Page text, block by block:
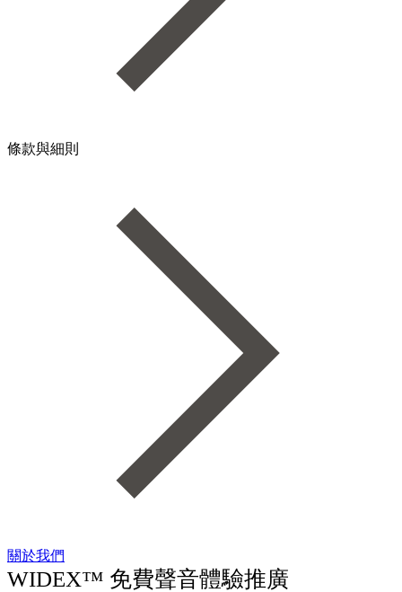
條款與細則
關於我們
WIDEX™ 免費聲音體驗推廣